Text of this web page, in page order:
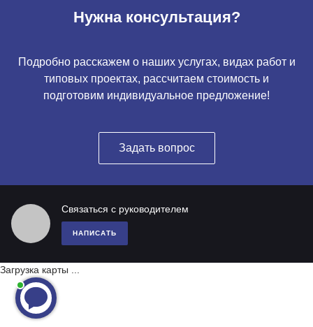
Нужна консультация?
Подробно расскажем о наших услугах, видах работ и
типовых проектах, рассчитаем стоимость и
подготовим индивидуальное предложение!
Задать вопрос
Связаться с руководителем
НАПИСАТЬ
Загрузка карты ...